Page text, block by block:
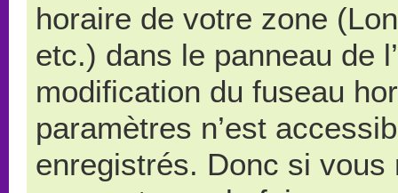
horaire de votre zone
etc.) dans le panneau de
modification du fuseau
paramètres n’est
enregistrés. Donc si vous